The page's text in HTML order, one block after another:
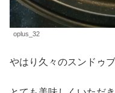
oplus_32
やはり久々のスンドゥ